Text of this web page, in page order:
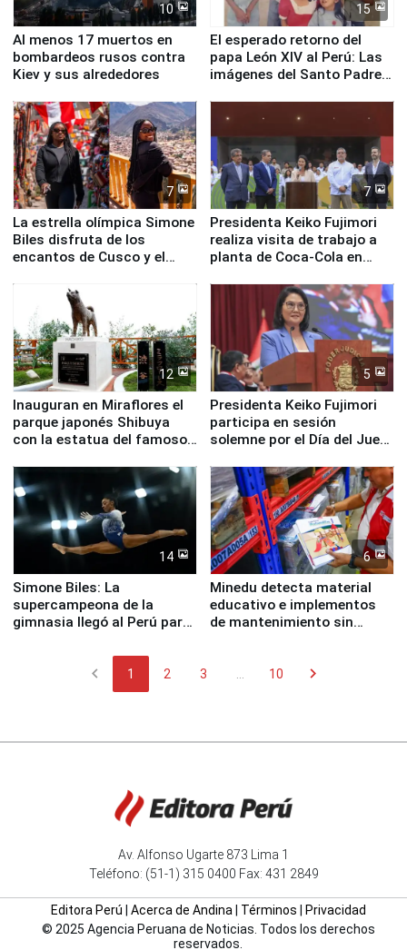
10
Al menos 17 muertos en
bombardeos rusos contra
Kiev y sus alrededores
15
El esperado retorno del
papa León XIV al Perú: Las
imágenes del Santo Padre
7
La estrella olímpica Simone
Biles disfruta de los
encantos de Cusco y el
7
Presidenta Keiko Fujimori
realiza visita de trabajo a
planta de Coca-Cola en
12
Inauguran en Miraflores el
parque japonés Shibuya
con la estatua del famoso
5
Presidenta Keiko Fujimori
participa en sesión
solemne por el Día del Juez
14
Simone Biles: La
supercampeona de la
gimnasia llegó al Perú para
Panamericanos Lima 2027
6
Minedu detecta material
educativo e implementos
de mantenimiento sin
chevron_left 1 2 3 10 chevron_right
Av. Alfonso Ugarte 873 Lima 1
Teléfono: (51-1) 315 0400 Fax: 431 2849
Editora Perú Acerca de Andina| Términos
Privacidad
© 2025 Agencia Peruana de Noticias. Todos los derechos
reservados.